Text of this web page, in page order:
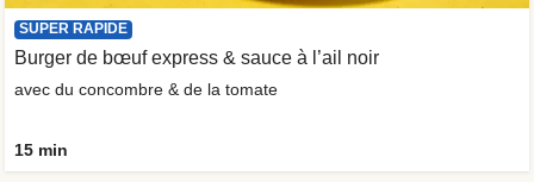
SUPER RAPIDE
Burger de bœuf express & sauce à l’ail noir
avec du concombre & de la tomate
15 min